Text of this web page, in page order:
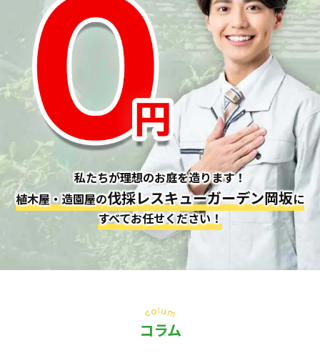
私たちが理想のお庭を造ります！
植木屋・造園屋の伐採レスキューガーデン岡坂に
すべてお任せください！
コラム